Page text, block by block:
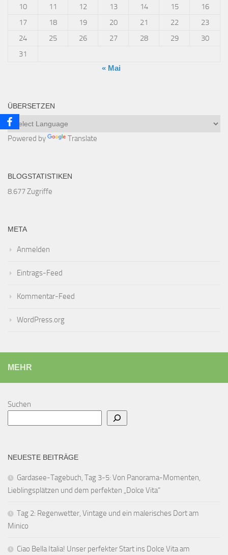
10 11 12 13 14 15
16
17
18 19 20 21 22
23
24
25 26 27 28 29
30
31
« Mai
ÜBERSETZEN
Powered by Translate
BLOGSTATISTIKEN
8.677 Zugriffe
META
Anmelden
Eintrags-Feed
Kommentar-Feed
WordPress.org
MEHR
Suchen
NEUESTE BEITRÄGE
Gardasee-Tagebuch, Tag 3-5: Von Panorama-Momenten,
Lieblingsplätzen und dem perfekten „Dolce Vita“
Tag 2: Regenwetter, Vintage und ein malerisches Dort am
Minico
Ciao Bella Italia! Unser perfekter Start ins Dolce Vita am